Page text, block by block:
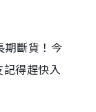
期斷貨！今
得趕快入